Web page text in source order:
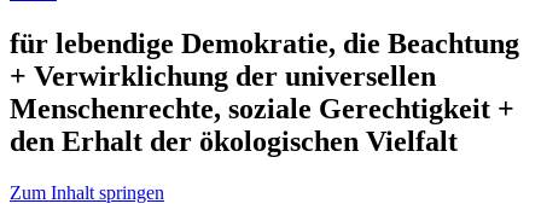
für lebendige Demokratie, die Beachtung
+ Verwirklichung der universellen
Menschenrechte, soziale Gerechtigkeit +
den Erhalt der ökologischen Vielfalt
Zum Inhalt springen